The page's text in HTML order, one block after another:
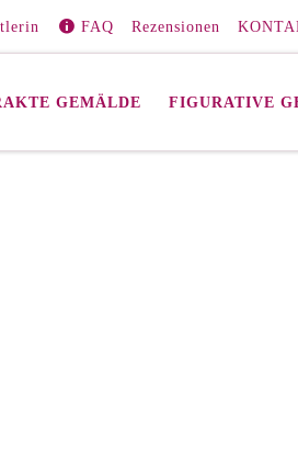
FAQ Rezensionen
GEMÄLDE FIGURATIVE